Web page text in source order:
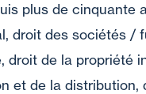
plus de cinquante
droit des sociétés /
droit de la propriété
et de la distribution,